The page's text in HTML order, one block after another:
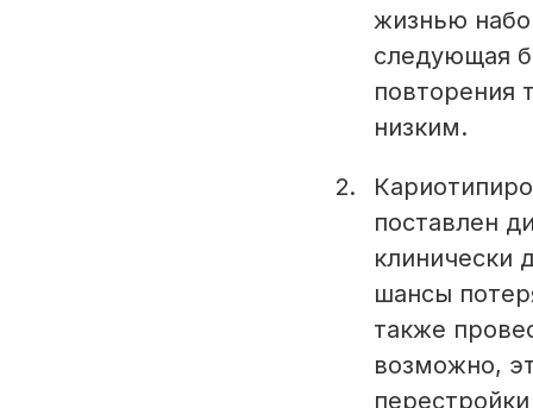
жизнью
следующая
повторения
низким.
поставлен
клинически
шансы
также
возможно,